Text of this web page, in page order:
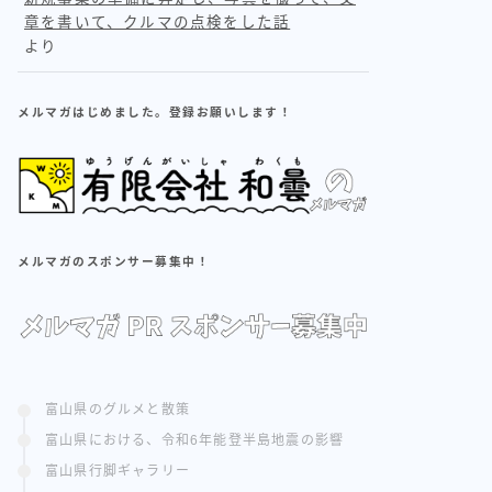
章を書いて、クルマの点検をした話
より
メルマガはじめました。登録お願いします！
メルマガのスポンサー募集中！
富山県のグルメと散策
富山県における、令和6年能登半島地震の影響
富山県行脚ギャラリー